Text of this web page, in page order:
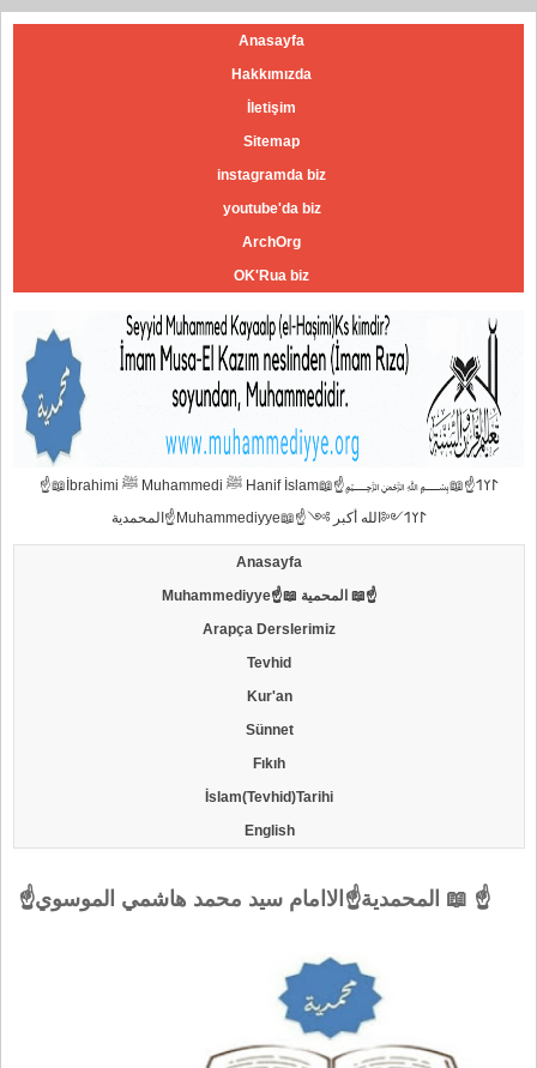
Anasayfa
Hakkımızda
İletişim
Sitemap
instagramda biz
youtube'da biz
ArchOrg
OK'Rua biz
☝📖İbrahimi ﷺ Muhammedi ﷺ Hanif İslam📖☝﷽𐰃𐰠𐰯☝📖
المحمدية☝Muhammediyye📖☝𐰃𐰠𐰯༺الله أكبر ༻
Anasayfa
Muhammediyye☝📖 المحمية 📖☝
Arapça Derslerimiz
Tevhid
Kur'an
Sünnet
Fıkıh
İslam(Tevhid)Tarihi
English
☝المحمدية☝الاامام سيد محمد هاشمي الموسوي 📖 ☝